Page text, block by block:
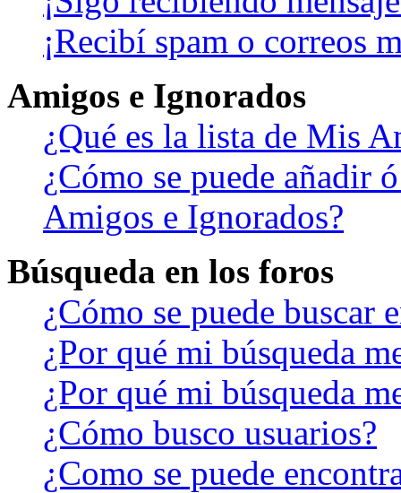
¡Recibí spam o correos
Amigos e Ignorados
¿Qué es la lista de Mis
¿Cómo se puede añadir
Amigos e Ignorados?
Búsqueda en los foros
¿Cómo se puede buscar
¿Por qué mi búsqueda
¿Por qué mi búsqueda
¿Cómo busco usuarios?
¿Como se puede